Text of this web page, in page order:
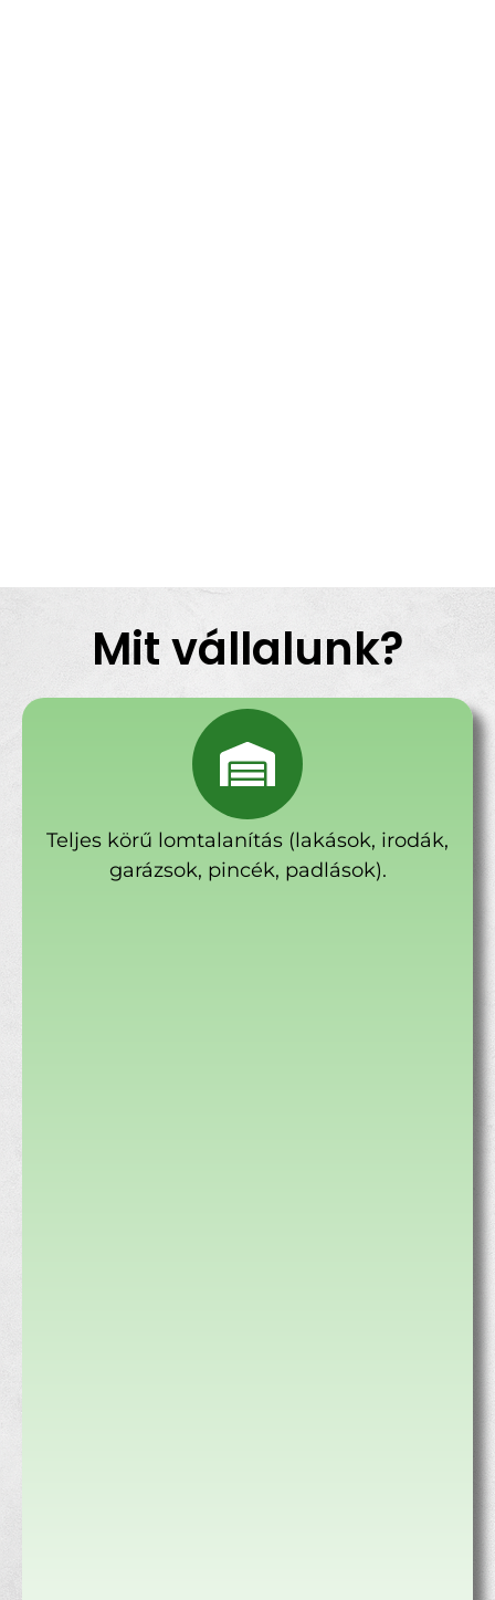
Mit vállalunk?
Teljes körű lomtalanítás (lakások, irodák,
garázsok, pincék, padlások).